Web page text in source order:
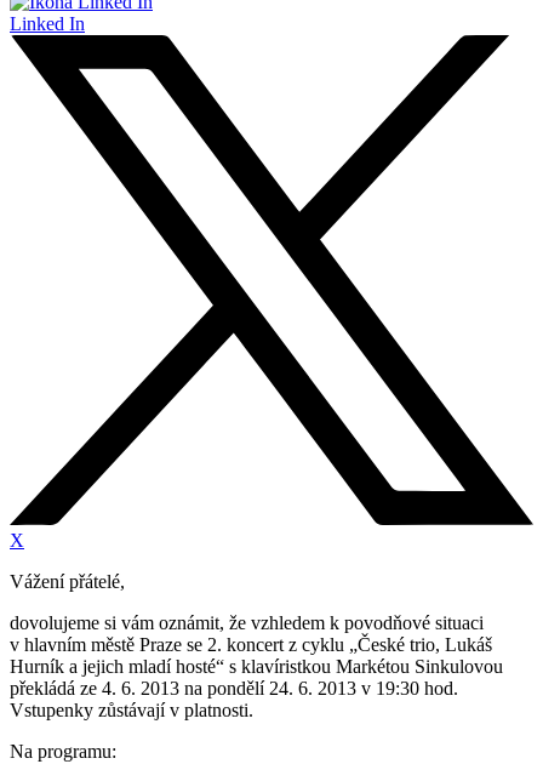
Linked In
X
Vážení přátelé,
dovolujeme si vám oznámit, že vzhledem k povodňové situaci
v hlavním městě Praze se 2. koncert z cyklu „České trio, Lukáš
Hurník a jejich mladí hosté“ s klavíristkou Markétou Sinkulovou
překládá ze 4. 6. 2013 na pondělí 24. 6. 2013 v 19:30 hod.
Vstupenky zůstávají v platnosti.
Na programu: